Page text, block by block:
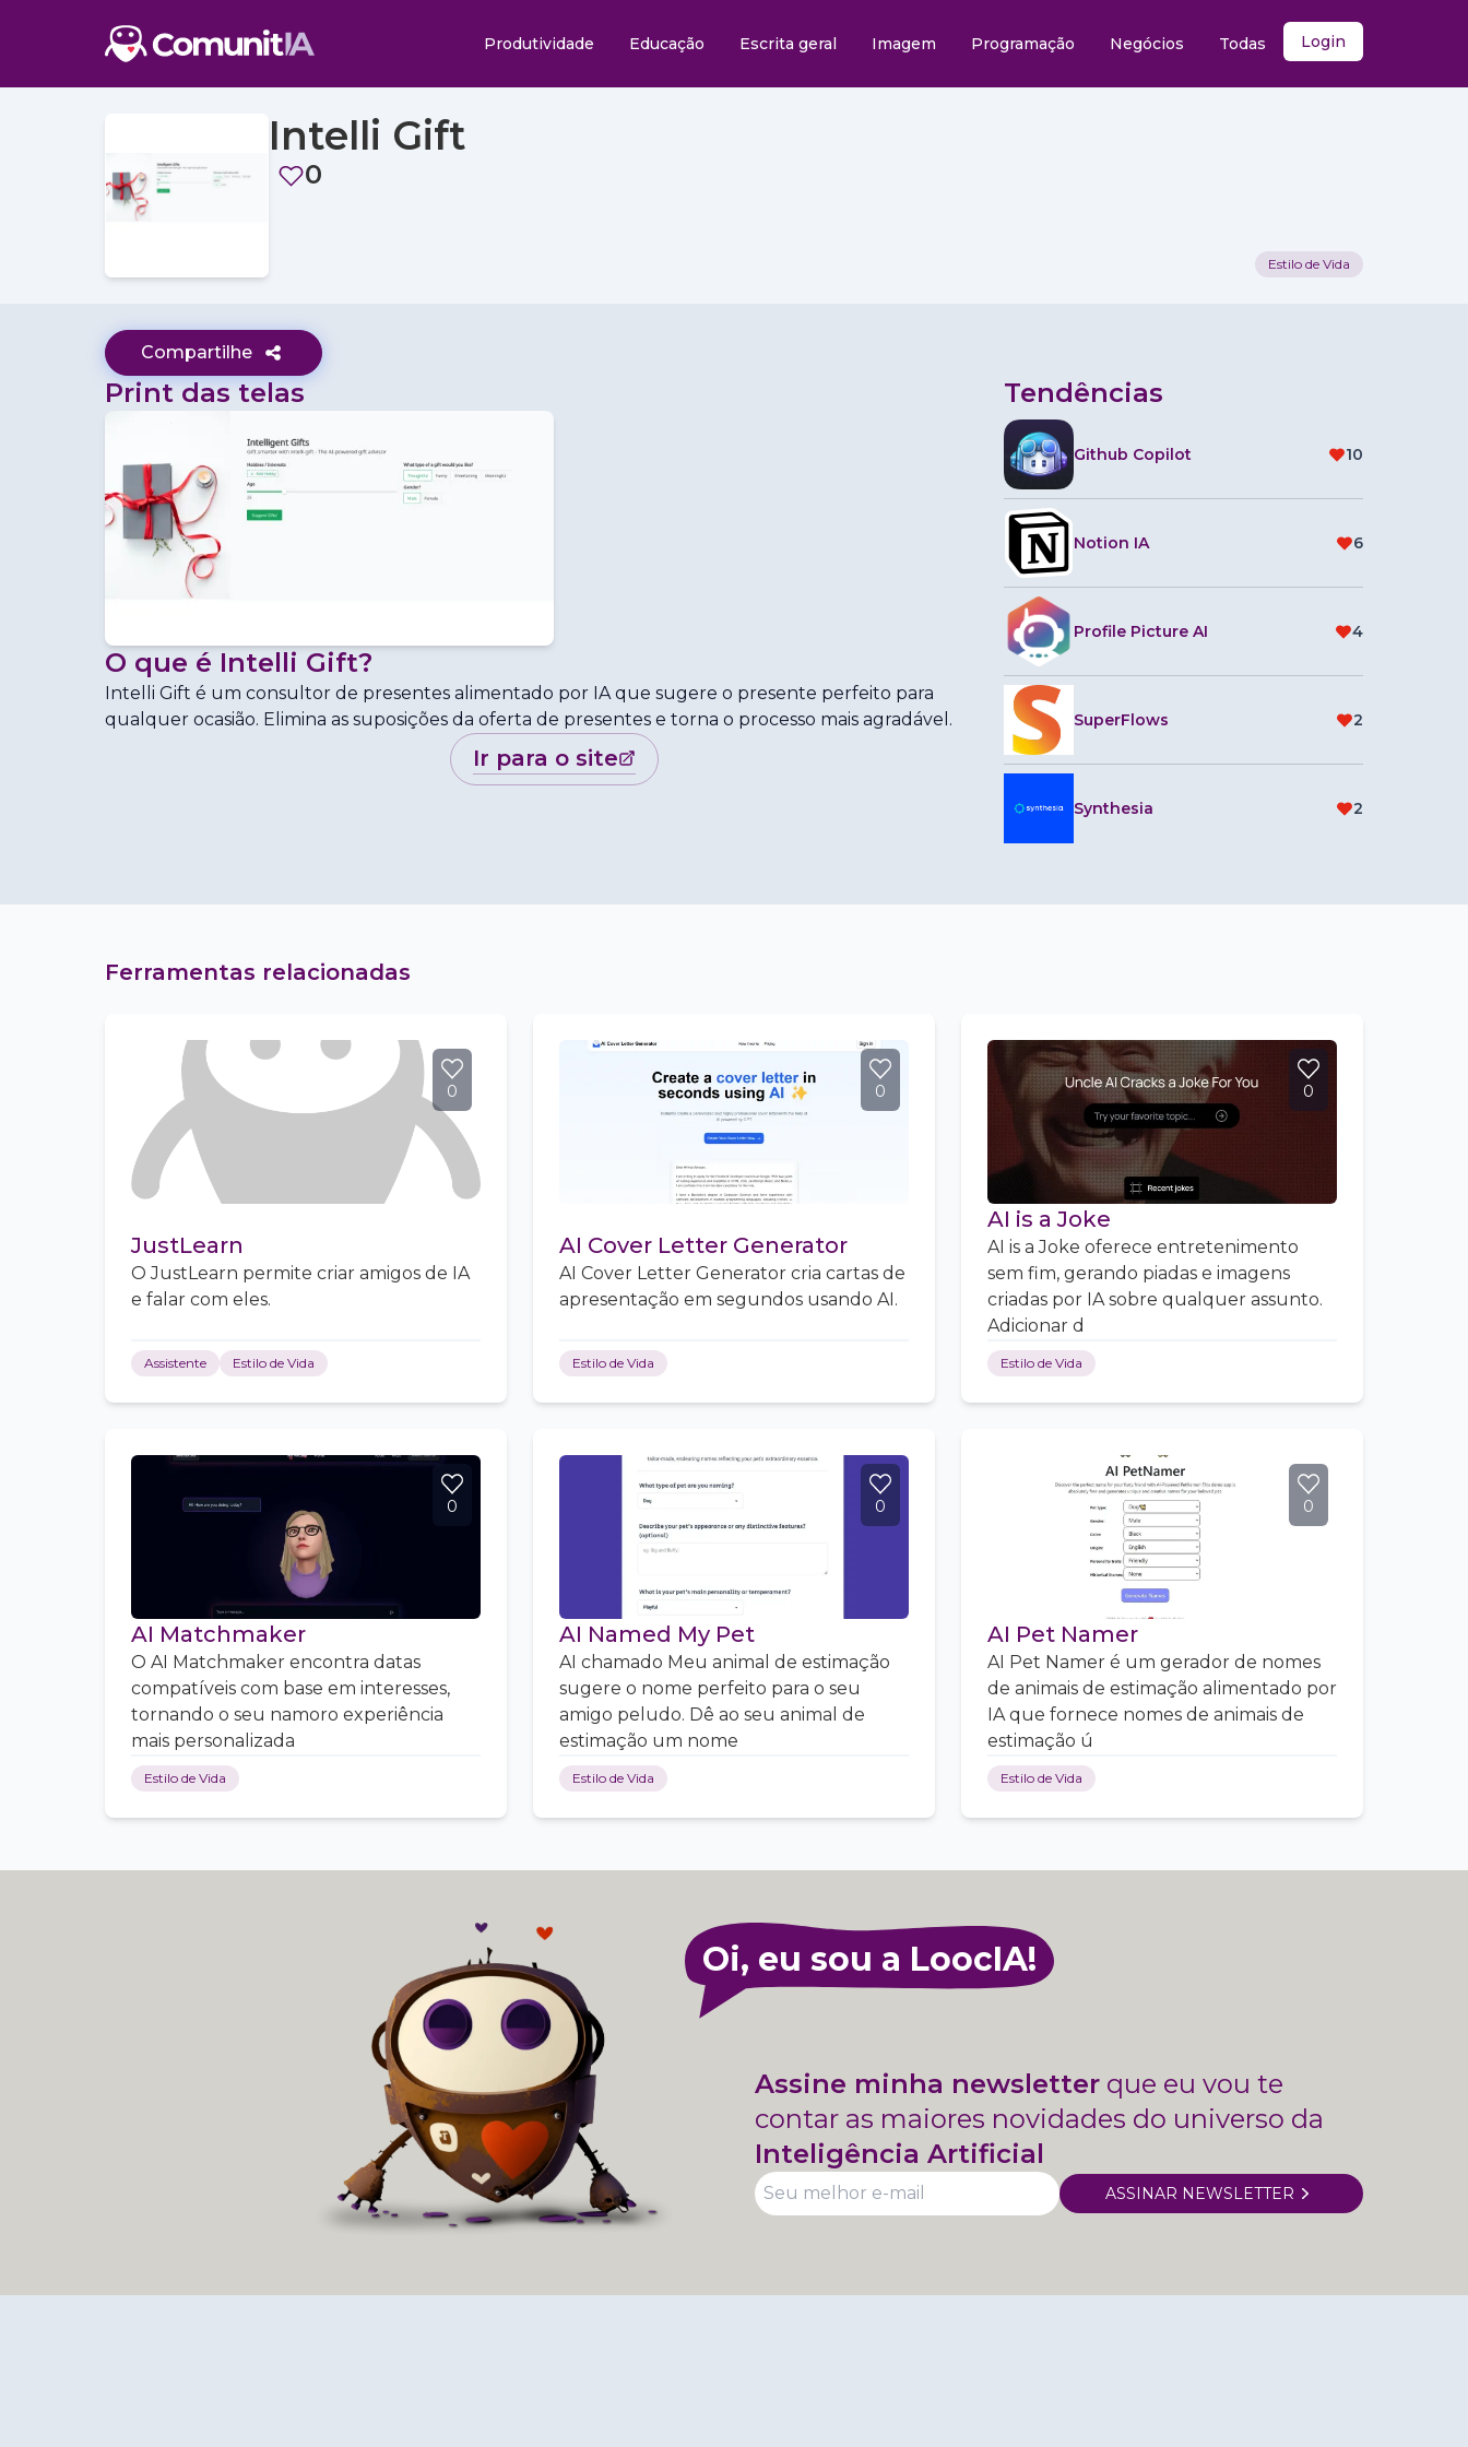
Produtividade Educação Escrita geral Imagem Programação Negócios Todas Login
Intelli Gift
0
Estilo de Vida
Compartilhe
Print das telas
O que é Intelli Gift?
Intelli Gift é um consultor de presentes alimentado por IA que sugere o presente perfeito para
qualquer ocasião. Elimina as suposições da oferta de presentes e torna o processo mais agradável.
ir para o site
Tendências
Github Copilot 10
Notion IA 6
Profile Picture AI 4
SuperFlows 2
Synthesia 2
Ferramentas relacionadas
0
JustLearn
O JustLearn permite criar amigos de IA
e falar com eles.
Assistente Estilo de Vida
0
AI Cover Letter Generator
AI Cover Letter Generator cria cartas de
apresentação em segundos usando AI.
Estilo de Vida
0
AI is a Joke
AI is a Joke oferece entretenimento
sem fim, gerando piadas e imagens
criadas por IA sobre qualquer assunto.
Adicionar d
Estilo de Vida
0
AI Matchmaker
O AI Matchmaker encontra datas
compatíveis com base em interesses,
tornando o seu namoro experiência
mais personalizada
Estilo de Vida
0
AI Named My Pet
AI chamado Meu animal de estimação
sugere o nome perfeito para o seu
amigo peludo. Dê ao seu animal de
estimação um nome
Estilo de Vida
0
AI Pet Namer
AI Pet Namer é um gerador de nomes
de animais de estimação alimentado por
IA que fornece nomes de animais de
estimação ú
Estilo de Vida
Oi, eu sou a LoocIA!
Assine minha newsletter que eu vou te
contar as maiores novidades do universo da
Inteligência Artificial
ASSINAR NEWSLETTER